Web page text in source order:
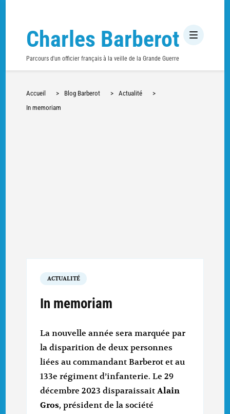
Charles Barberot
Parcours d'un officier français à la veille de la Grande Guerre
Accueil > Blog Barberot > Actualité
>
In memoriam
ACTUALITÉ
In memoriam
La nouvelle année sera marquée par
la disparition de deux personnes
liées au commandant Barberot et au
133e régiment d’infanterie. Le 29
décembre 2023 disparaissaitAlain
Gros, président de la société